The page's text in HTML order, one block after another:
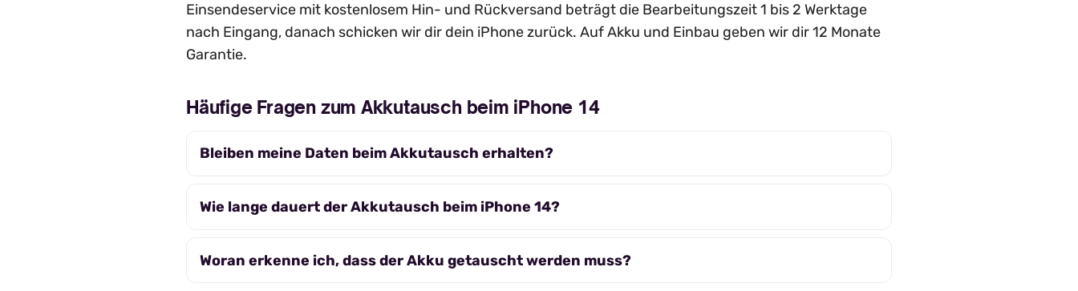
Einsendeservice mit kostenlosem Hin- und Rückversand beträgt die Bearbeitungszeit 1 bis 2 Werktage
nach Eingang, danach schicken wir dir dein iPhone zurück. Auf Akku und Einbau geben wir dir 12 Monate
Garantie.
Häufige Fragen zum Akkutausch beim iPhone 14
Bleiben meine Daten beim Akkutausch erhalten?
Wie lange dauert der Akkutausch beim iPhone 14?
Woran erkenne ich, dass der Akku getauscht werden muss?